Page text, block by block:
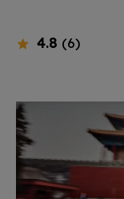
4.8 (6)